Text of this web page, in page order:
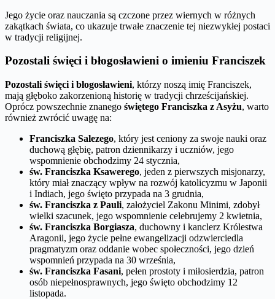
Jego życie oraz nauczania są czczone przez wiernych w różnych
zakątkach świata, co ukazuje trwałe znaczenie tej niezwykłej postaci
w tradycji religijnej.
Pozostali święci i błogosławieni o imieniu Franciszek
Pozostali święci i błogosławieni, którzy noszą imię Franciszek,
mają głęboko zakorzenioną historię w tradycji chrześcijańskiej.
Oprócz powszechnie znanego świętego Franciszka z Asyżu, warto
również zwrócić uwagę na:
Franciszka Salezego, który jest ceniony za swoje nauki oraz
duchową głębię, patron dziennikarzy i uczniów, jego
wspomnienie obchodzimy 24 stycznia,
św. Franciszka Ksawerego, jeden z pierwszych misjonarzy,
który miał znaczący wpływ na rozwój katolicyzmu w Japonii
i Indiach, jego święto przypada na 3 grudnia,
św. Franciszka z Pauli, założyciel Zakonu Minimi, zdobył
wielki szacunek, jego wspomnienie celebrujemy 2 kwietnia,
św. Franciszka Borgiasza, duchowny i kanclerz Królestwa
Aragonii, jego życie pełne ewangelizacji odzwierciedla
pragmatyzm oraz oddanie wobec społeczności, jego dzień
wspomnień przypada na 30 września,
św. Franciszka Fasani, pełen prostoty i miłosierdzia, patron
osób niepełnosprawnych, jego święto obchodzimy 12
listopada.